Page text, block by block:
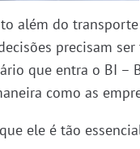
além do
precisam
que entra o BI –
como as
ele é tão